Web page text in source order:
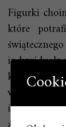
Figurki
które
klasyczne
wymiar –
i wyjątkowe.